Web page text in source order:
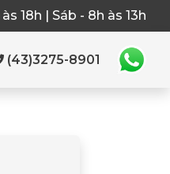
18h | Sáb - 8h às 13h
(43)3275-8901